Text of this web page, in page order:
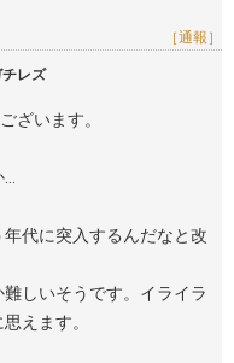
［通報］
レズ
ざいます。
…
代に突入するんだなと改
しいそうです。イライラ
えます。